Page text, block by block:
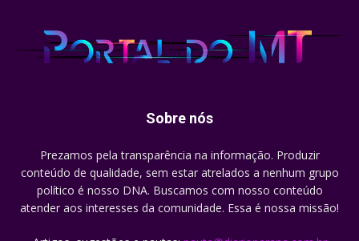
Sobre nós
Prezamos pela transparência na informação. Produzir
conteúdo de qualidade, sem estar atrelados a nenhum grupo
político é nosso DNA. Buscamos com nosso conteúdo
atender aos interesses da comunidade. Essa é nossa missão!